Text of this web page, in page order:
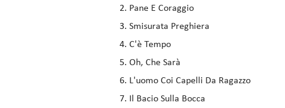
Pane E Coraggio
Smisurata Preghiera
C'è Tempo
Oh, Che Sarà
L'uomo Coi Capelli Da Ragazzo
Il Bacio Sulla Bocca